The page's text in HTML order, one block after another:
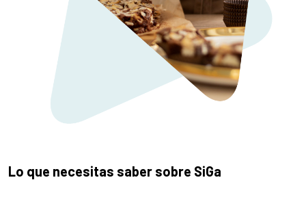
Lo que necesitas saber sobre SiGa